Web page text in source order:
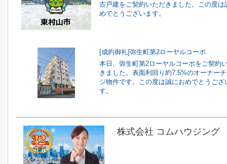
古戸建をご契約いただきました。この度は
めでとうございます。
[成約御礼]弥生町第2ローヤルコーポ
本日、弥生町第2ローヤルコーポをご契約
きました。表面利回り約7.5%のオーナー
ジ物件です。この度は誠におめでとうござ
す。
株式会社 コムハウジング